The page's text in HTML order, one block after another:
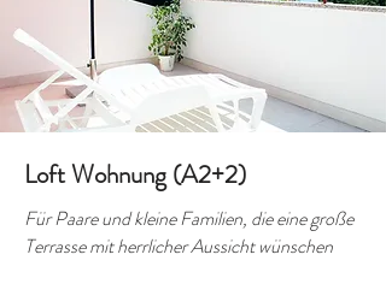
Loft Wohnung (A2+2)
Für Paare und kleine Familien, die eine große
Terrasse mit herrlicher Aussicht wünschen